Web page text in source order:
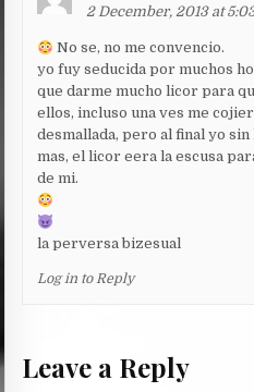
2 December, 2013 at
No se, no me convencio.
yo fuy seducida por muchos
que darme mucho licor para
ellos, incluso una ves me
desmallada, pero al final yo
mas, el licor eera la escusa
de mi.
la perversa bizesual
Log in to Reply
Leave a Reply